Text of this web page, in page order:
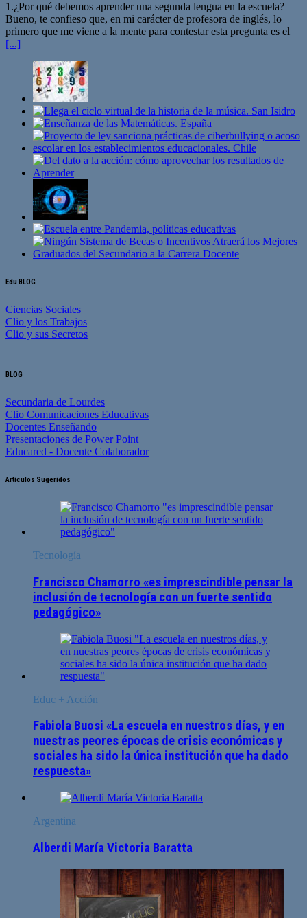
1.¿Por qué debemos aprender una segunda lengua en la escuela?
Bueno, te confieso que, en mi carácter de profesora de inglés, lo
primero que me viene a la mente para contestar esta pregunta es el
[...]
Edu BLOG
Ciencias Sociales
Clio y los Trabajos
Clio y sus Secretos
BLOG
Secundaria de Lourdes
Clio Comunicaciones Educativas
Docentes Enseñando
Presentaciones de Power Point
Educared - Docente Colaborador
Artículos Sugeridos
Tecnología
Francisco Chamorro «es imprescindible pensar la
inclusión de tecnología con un fuerte sentido
pedagógico»
Educ + Acción
Fabiola Buosi «La escuela en nuestros días, y en
nuestras peores épocas de crisis económicas y
sociales ha sido la única institución que ha dado
respuesta»
Argentina
Alberdi María Victoria Baratta